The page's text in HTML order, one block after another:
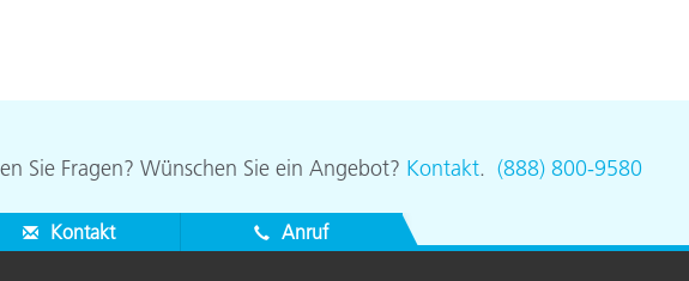
Papier
Sie Fragen? Wünschen Sie ein Angebot? Kontakt. (888) 800-9580
Kontakt Anruf